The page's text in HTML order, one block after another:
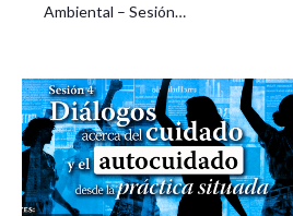
Ambiental – Sesión…